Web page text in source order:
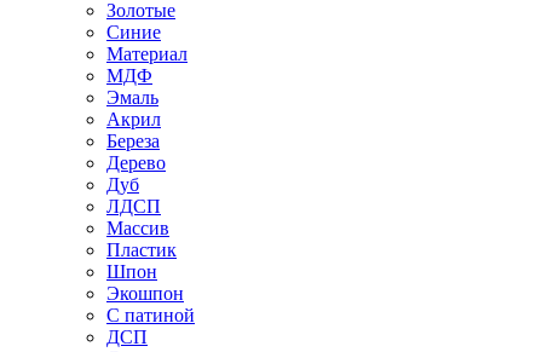
Золотые
Синие
Материал
МДФ
Эмаль
Акрил
Береза
Дерево
Дуб
ЛДСП
Массив
Пластик
Шпон
Экошпон
С патиной
ДСП